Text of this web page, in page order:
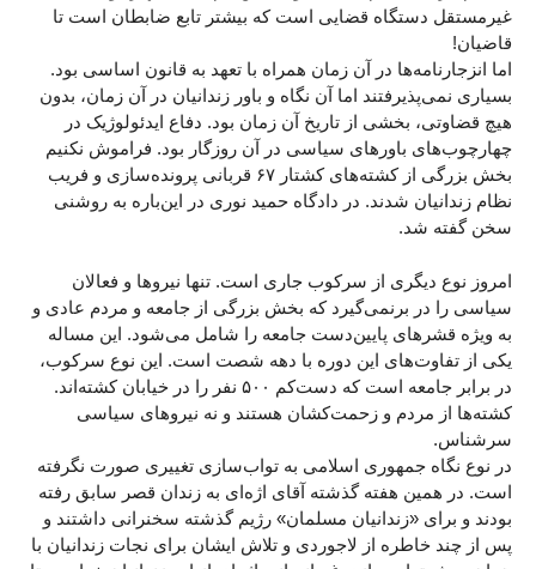
غیرمستقل دستگاه قضایی است که بیشتر تابع ضابطان است تا
قاضیان!
اما انزجارنامه‌ها در آن زمان همراه با تعهد به قانون اساسی بود.
بسیاری نمی‌پذیرفتند اما آن نگاه و باور زندانیان در آن زمان، بدون
هیچ قضاوتی، بخشی از تاریخ آن زمان بود. دفاع ایدئولوژیک در
چهارچوب‌های باورهای سیاسی در آن روزگار بود. فراموش نکنیم
بخش بزرگی از کشته‌های کشتار ۶۷ قربانی پرونده‌سازی‌ و فریب
نظام زندانیان شدند. در دادگاه حمید نوری در این‌باره به روشنی
سخن گفته شد.
امروز نوع دیگری از سرکوب جاری است. تنها نیروها و فعالان
سیاسی را در برنمی‌گیرد که بخش بزرگی از جامعه و مردم عادی و
به ویژه قشرهای پایین‌دست جامعه را شامل می‌شود. این مساله
یکی از تفاوت‌های این دوره با دهه شصت است. این نوع سرکوب،
در برابر جامعه است که دست‌کم ۵۰۰ نفر را در خیابان کشته‌اند.
کشته‌ها از مردم و زحمت‌کشان هستند و نه نیروهای سیاسی
سرشناس.
در نوع نگاه جمهوری اسلامی به تواب‌سازی تغییری صورت نگرفته
است. در همین هفته گذشته آقای اژه‌ای به زندان قصر سابق رفته
بودند و برای «زندانیان مسلمان» رژیم گذشته سخنرانی داشتند و
پس از چند خاطره از لاجوردی و تلاش ایشان برای نجات زندانیان با